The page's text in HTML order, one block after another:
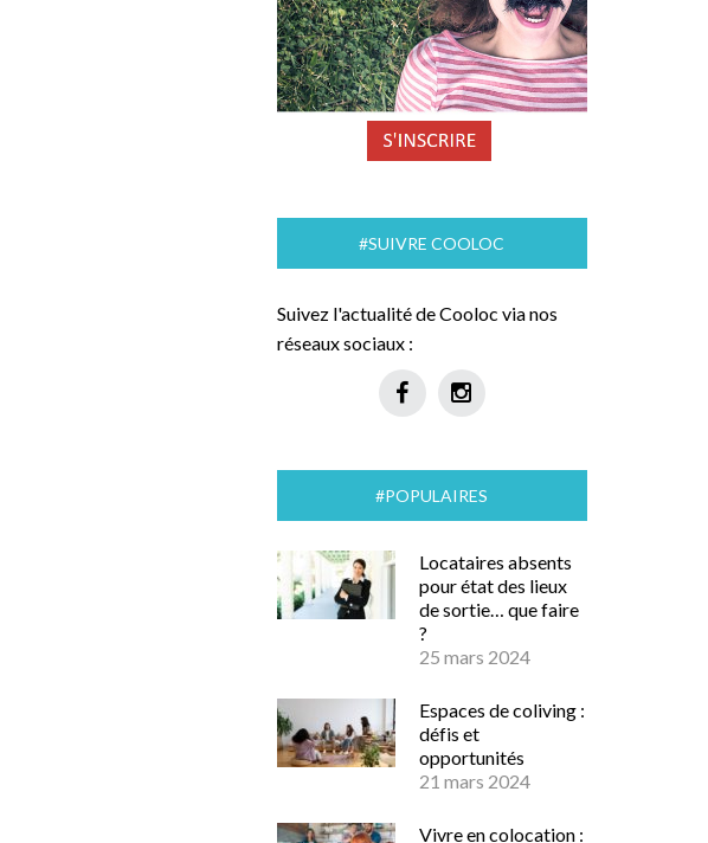
#SUIVRE COOLOC
Suivez l'actualité de Cooloc via nos
réseaux sociaux :
#POPULAIRES
Locataires absents
pour état des lieux
de sortie… que faire
?
25 mars 2024
Espaces de coliving :
défis et
opportunités
21 mars 2024
Vivre en colocation :